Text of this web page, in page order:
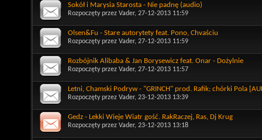
Sokół i Marysia Starosta - Nie padnę (audio)
Rozpoczęty przez Vader, 27-12-2013 11:59
Olsen&Fu - Stare autorytety feat. Pono, Chvaściu
Rozpoczęty przez Vader, 27-12-2013 11:59
Rozbójnik Alibaba & Jan Borysewicz feat. Onar - Dożylnie
Rozpoczęty przez Vader, 27-12-2013 11:57
Letni, Chamski Podryw - "GRINCH" prod. Rafik; chórki Pola
Rozpoczęty przez Vader, 23-12-2013 13:39
Gedz - Lekki Wieje Wiatr gość. RakRaczej, Ras, Dj Krug
Rozpoczęty przez Vader, 23-12-2013 13:18